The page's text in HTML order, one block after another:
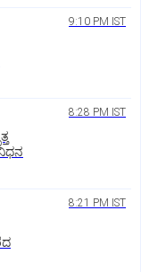
9:10 PM IST
8:28 PM IST
ನಿಧನ
8:21 PM IST